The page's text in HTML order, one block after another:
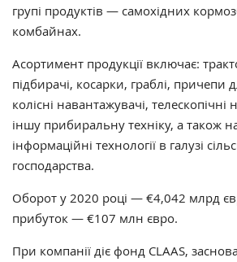
групі продуктів — самохідних
комбайнах.
Асортимент продукції включає:
підбирачі, косарки, граблі, причепи
колісні навантажувачі, телескопічні
іншу прибиральну техніку, а також
інформаційні технології в галузі
господарства.
Оборот у 2020 році — €4,042 млрд
прибуток — €107 млн ​​євро.
При компанії діє фонд CLAAS,